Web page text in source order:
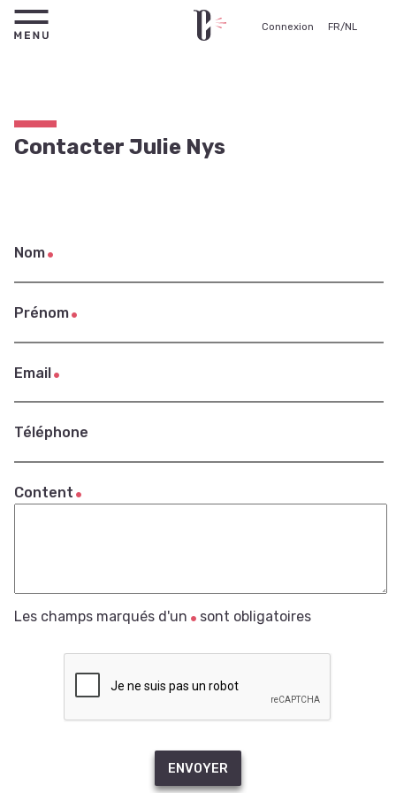
Connexion FR/NL
Contacter Julie Nys
Nom
Prénom
Email
Téléphone
Content
Les champs marqués d'un sont obligatoires
ENVOYER